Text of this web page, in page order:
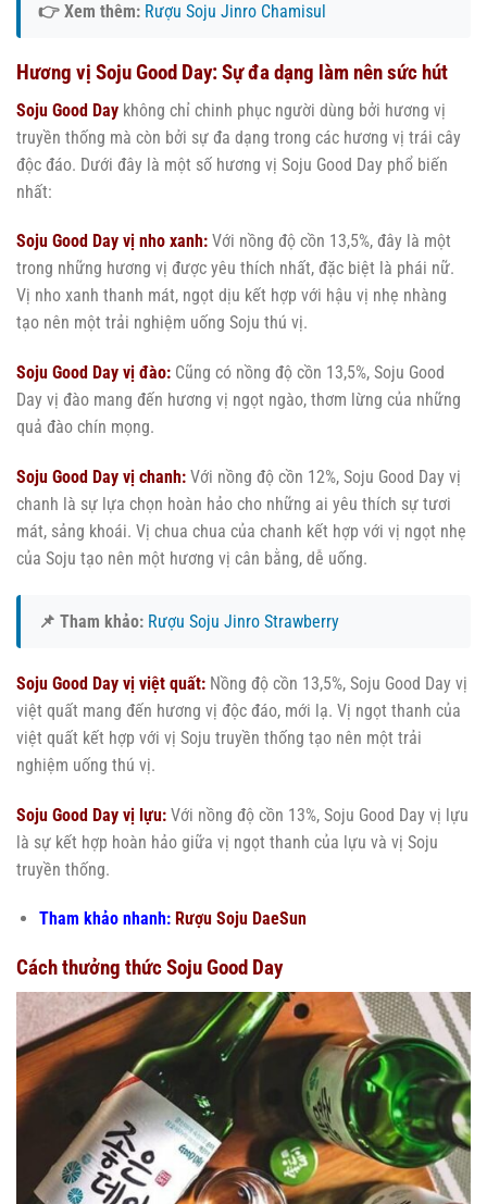
👉 Xem thêm: Rượu Soju Jinro Chamisul
Hương vị Soju Good Day: Sự đa dạng làm nên sức hút
Soju Good Day không chỉ chinh phục người dùng bởi hương vị
truyền thống mà còn bởi sự đa dạng trong các hương vị trái cây
độc đáo. Dưới đây là một số hương vị Soju Good Day phổ biến
nhất:
Soju Good Day vị nho xanh: Với nồng độ cồn 13,5%, đây là một
trong những hương vị được yêu thích nhất, đặc biệt là phái nữ.
Vị nho xanh thanh mát, ngọt dịu kết hợp với hậu vị nhẹ nhàng
tạo nên một trải nghiệm uống Soju thú vị.
Soju Good Day vị đào: Cũng có nồng độ cồn 13,5%, Soju Good
Day vị đào mang đến hương vị ngọt ngào, thơm lừng của những
quả đào chín mọng.
Soju Good Day vị chanh: Với nồng độ cồn 12%, Soju Good Day vị
chanh là sự lựa chọn hoàn hảo cho những ai yêu thích sự tươi
mát, sảng khoái. Vị chua chua của chanh kết hợp với vị ngọt nhẹ
của Soju tạo nên một hương vị cân bằng, dễ uống.
📌 Tham khảo: Rượu Soju Jinro Strawberry
Soju Good Day vị việt quất: Nồng độ cồn 13,5%, Soju Good Day vị
việt quất mang đến hương vị độc đáo, mới lạ. Vị ngọt thanh của
việt quất kết hợp với vị Soju truyền thống tạo nên một trải
nghiệm uống thú vị.
Soju Good Day vị lựu: Với nồng độ cồn 13%, Soju Good Day vị lựu
là sự kết hợp hoàn hảo giữa vị ngọt thanh của lựu và vị Soju
truyền thống.
Tham khảo nhanh: Rượu Soju DaeSun
Cách thưởng thức Soju Good Day